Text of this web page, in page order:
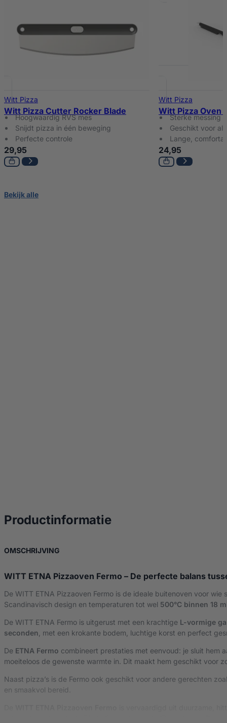
Witt Pizza
Witt Pizza Cutter Rocker Blade
Hoogwaardig RVS mes
Snijdt pizza in één beweging
Perfecte controle
29,95
Witt Pizza
Witt Pizza Oven
Sterke messing
Geschikt voor
Lange,
24,95
Bekijk alle
Productinformatieover Witt Etna
OMSCHRIJVING
WITT ETNA Pizzaoven Fermo – De perfecte balans
De WITT ETNA Pizzaoven Fermo is de ideale buitenoven voor
Scandinavisch design en temperaturen tot wel 500°C binnen 18
De WITT ETNA Fermo is uitgerust met een krachtige L-vormige
seconden , met een krokante bodem, luchtige korst en perfect
De ETNA Fermo combineert prestaties met eenvoud: je sluit hem
moeiteloos de gewenste warmte in. Dit maakt hem geschikt voor
Naast pizza’s is de Fermo ook geschikt voor andere gerechten
en smaakvol bereid.